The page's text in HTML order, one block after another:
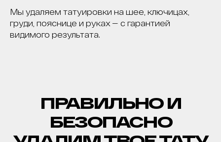
Мы удаляем татуировки на шее, ключицах,
груди, пояснице и руках — с гарантией
видимого результата.
РОССИИ И СНГ. ОТЗЫВОВ МНОГО, ЦЕНЫ НЕ
ГНЁМ, ЛУЧШИЕ ЛАЗЕРЫ НА РЫНКЕ, 5
МИНУТ ОТ МЕТРО ПАВЕЛЕЦКАЯ.
РЕЗУЛЬТАТ - ГАРАНТИРУЕМ.*